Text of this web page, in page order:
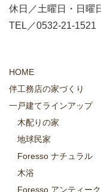
休日／土曜日・日曜
TEL／0532-21-
HOME
伴工務店の家づくり
一戸建てラインアップ
木配りの家
地球民家
Foresso ナチュラル
木浴
Foresso アンティーク